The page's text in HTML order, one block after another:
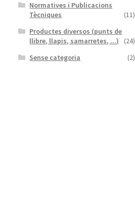
Normatives i Publicacions
Tècniques
(11)
Productes diversos (punts de
llibre, llapis, samarretes, ...)
(24)
Sense categoria
(2)